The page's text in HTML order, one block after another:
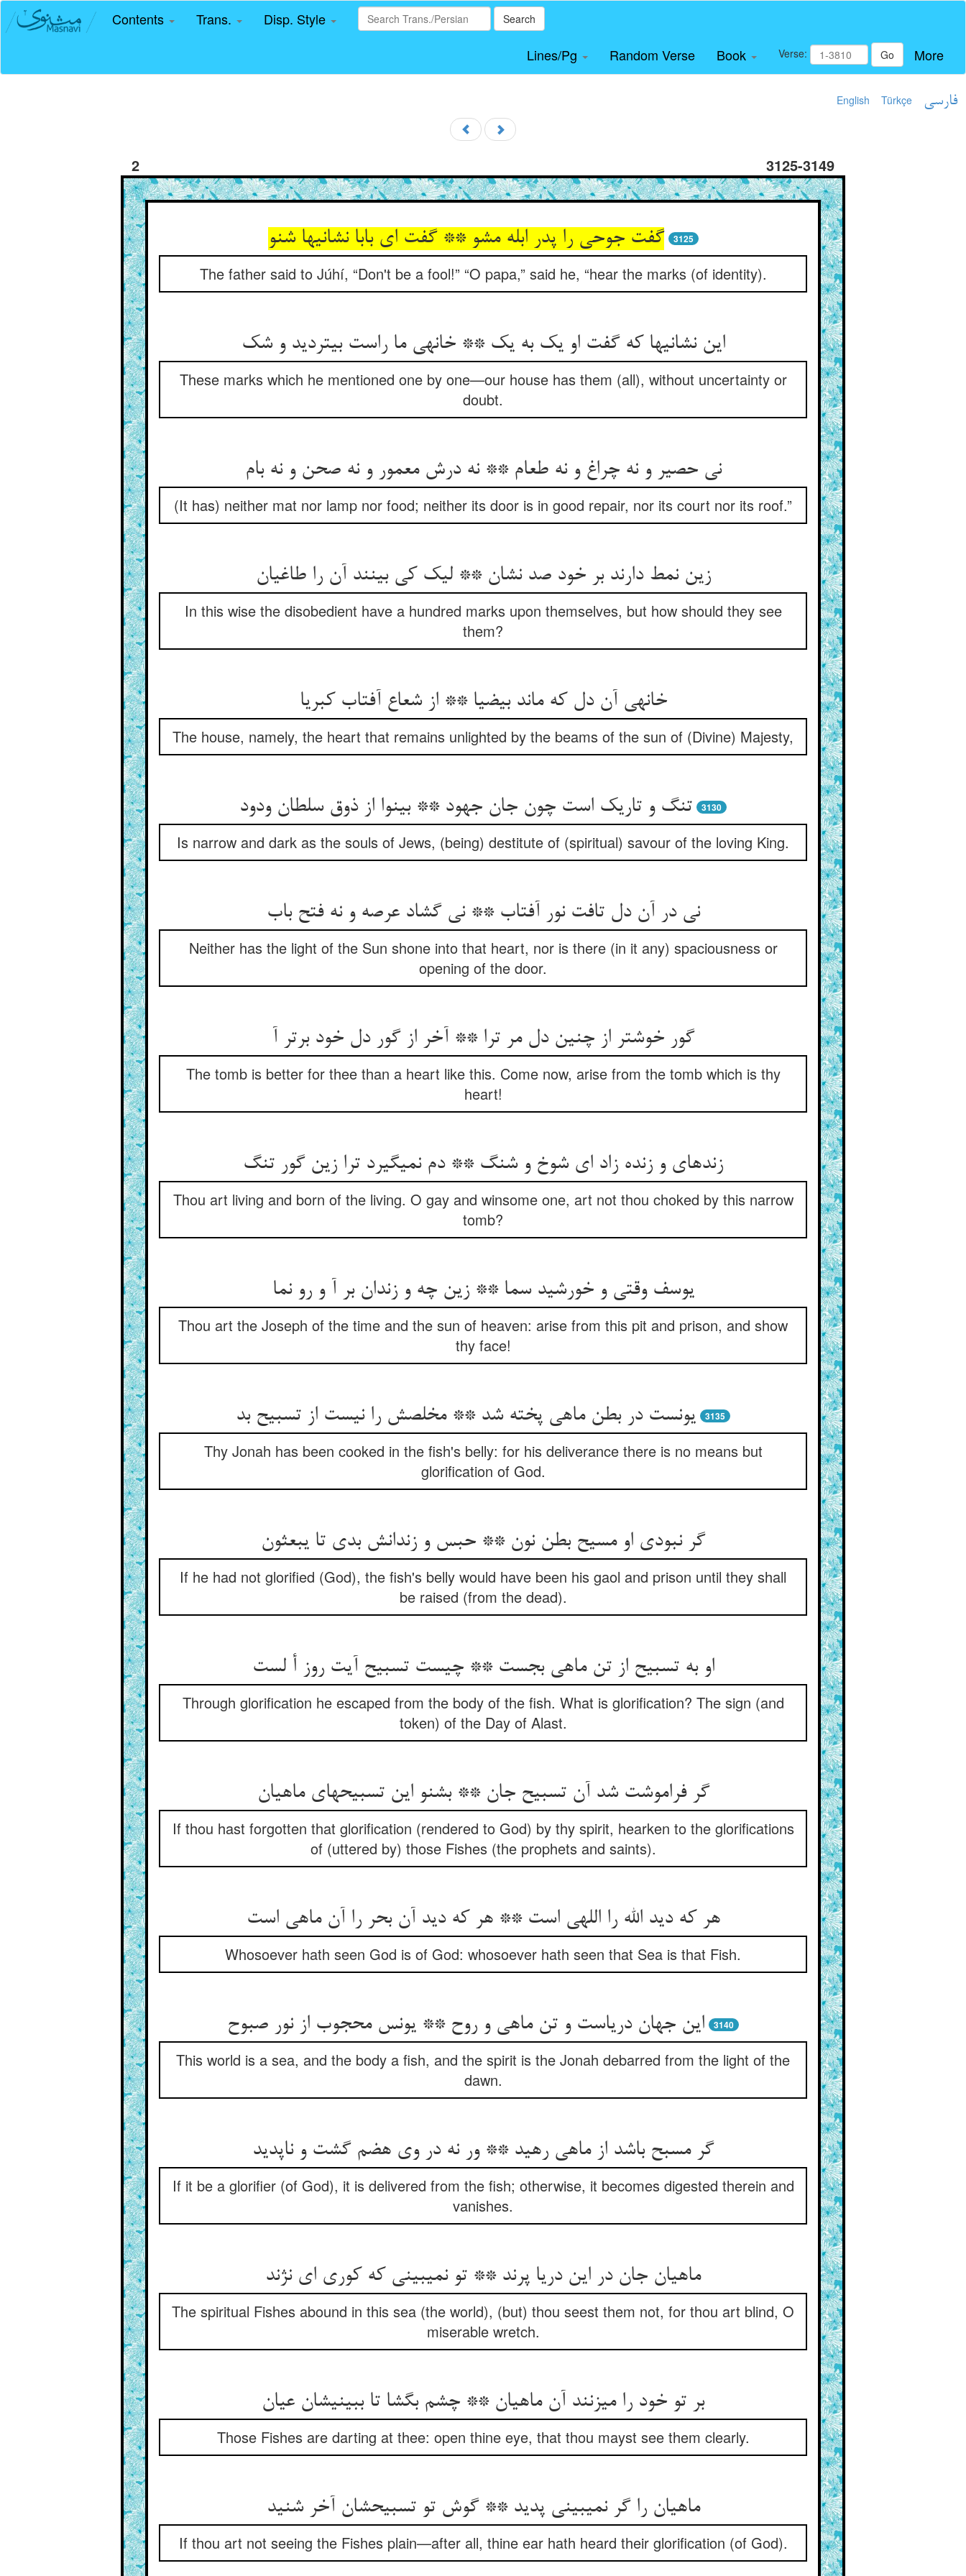
Contents Trans. Disp. Style Search
Lines/Pg Random Verse Book Verse: Go More
English Türkçe فارسی
2 3125-3149
گفت جوحی را پدر ابله مشو ** گفت ای بابا نشانیها شنو 3125
The father said to Júhí, “Don't be a fool!” “O papa,” said he, “hear the marks (of identity).
این نشانیها که گفت او یک به یک ** خانه‏ی ما راست بی‏تردید و شک‏
These marks which he mentioned one by one—our house has them (all), without uncertainty or
doubt.
نی حصیر و نه چراغ و نه طعام ** نه درش معمور و نه صحن و نه بام‏
(It has) neither mat nor lamp nor food; neither its door is in good repair, nor its court nor its roof.”
زین نمط دارند بر خود صد نشان ** لیک کی بینند آن را طاغیان‏
In this wise the disobedient have a hundred marks upon themselves, but how should they see
them?
خانه‏ی آن دل که ماند بی‏ضیا ** از شعاع آفتاب کبریا
The house, namely, the heart that remains unlighted by the beams of the sun of (Divine) Majesty,
تنگ و تاریک است چون جان جهود ** بی‏نوا از ذوق سلطان ودود 3130
Is narrow and dark as the souls of Jews, (being) destitute of (spiritual) savour of the loving King.
نی در آن دل تافت نور آفتاب ** نی گشاد عرصه و نه فتح باب‏
Neither has the light of the Sun shone into that heart, nor is there (in it any) spaciousness or
opening of the door.
گور خوشتر از چنین دل مر ترا ** آخر از گور دل خود برتر آ
The tomb is better for thee than a heart like this. Come now, arise from the tomb which is thy
heart!
زنده‏ای و زنده زاد ای شوخ و شنگ ** دم نمی‏گیرد ترا زین گور تنگ‏
Thou art living and born of the living. O gay and winsome one, art not thou choked by this narrow
tomb?
یوسف وقتی و خورشید سما ** زین چه و زندان بر آ و رو نما
Thou art the Joseph of the time and the sun of heaven: arise from this pit and prison, and show
thy face!
یونست در بطن ماهی پخته شد ** مخلصش را نیست از تسبیح بد 3135
Thy Jonah has been cooked in the fish's belly: for his deliverance there is no means but
glorification of God.
گر نبودی او مسیح بطن نون ** حبس و زندانش بدی تا یبعثون‏
If he had not glorified (God), the fish's belly would have been his gaol and prison until they shall
be raised (from the dead).
او به تسبیح از تن ماهی بجست ** چیست تسبیح آیت روز أ لست
Through glorification he escaped from the body of the fish. What is glorification? The sign (and
token) of the Day of Alast.
گر فراموشت شد آن تسبیح جان ** بشنو این تسبیحهای ماهیان‏
If thou hast forgotten that glorification (rendered to God) by thy spirit, hearken to the glorifications
of (uttered by) those Fishes (the prophets and saints).
هر که دید الله را اللهی است ** هر که دید آن بحر را آن ماهی است‏
Whosoever hath seen God is of God: whosoever hath seen that Sea is that Fish.
این جهان دریاست و تن ماهی و روح ** یونس محجوب از نور صبوح‏ 3140
This world is a sea, and the body a fish, and the spirit is the Jonah debarred from the light of the
dawn.
گر مسبح باشد از ماهی رهید ** ور نه در وی هضم گشت و ناپدید
If it be a glorifier (of God), it is delivered from the fish; otherwise, it becomes digested therein and
vanishes.
ماهیان جان در این دریا پرند ** تو نمی‏بینی که کوری ای نژند
The spiritual Fishes abound in this sea (the world), (but) thou seest them not, for thou art blind, O
miserable wretch.
بر تو خود را می‏زنند آن ماهیان ** چشم بگشا تا ببینی‏شان عیان‏
Those Fishes are darting at thee: open thine eye, that thou mayst see them clearly.
ماهیان را گر نمی‏بینی پدید ** گوش تو تسبیحشان آخر شنید
If thou art not seeing the Fishes plain—after all, thine ear hath heard their glorification (of God).